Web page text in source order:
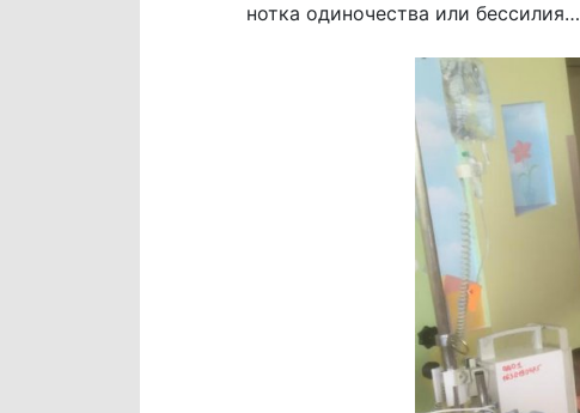
нотка одиночества или бессилия…